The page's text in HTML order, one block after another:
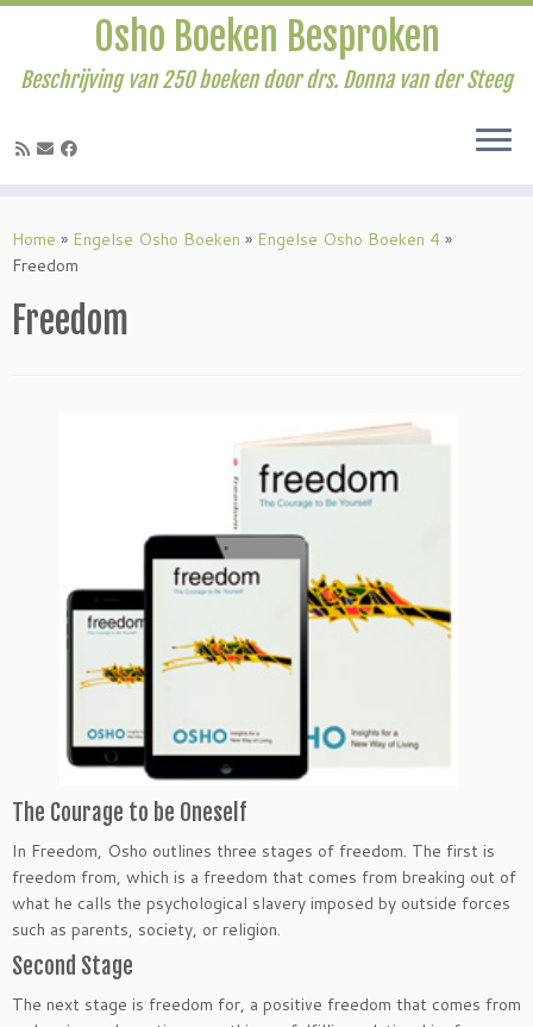
naar
inhoud
Osho Boeken Besproken
Beschrijving van 250 boeken door drs. Donna van der Steeg
Home » Engelse Osho Boeken » Engelse Osho Boeken 4 »
Freedom
Freedom
The Courage to be Oneself
In Freedom, Osho outlines three stages of freedom. The first is
freedom from, which is a freedom that comes from breaking out of
what he calls the psychological slavery imposed by outside forces
such as parents, society, or religion.
Second Stage
The next stage is freedom for, a positive freedom that comes from